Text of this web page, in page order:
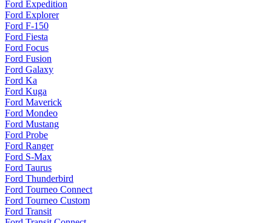
Ford Expedition
Ford Explorer
Ford F-150
Ford Fiesta
Ford Focus
Ford Fusion
Ford Galaxy
Ford Ka
Ford Kuga
Ford Maverick
Ford Mondeo
Ford Mustang
Ford Probe
Ford Ranger
Ford S-Max
Ford Taurus
Ford Thunderbird
Ford Tourneo Connect
Ford Tourneo Custom
Ford Transit